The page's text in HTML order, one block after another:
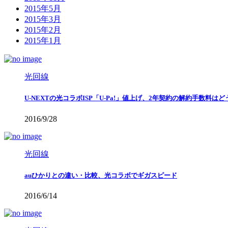
2015年5月
2015年3月
2015年2月
2015年1月
光回線
U-NEXTの光コラボISP「U-Pa!」値上げ、2年契約の解約手数料はど
2016/9/28
光回線
auひかりとの違い・比較、光コラボでギガスピード
2016/6/14